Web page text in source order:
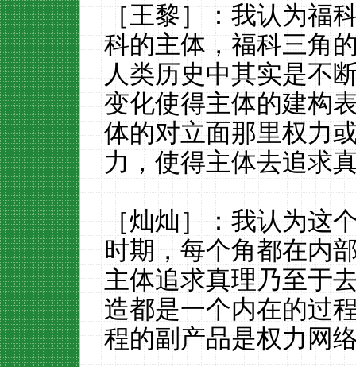
［王黎］：我认为福
科的主体，福科三角
人类历史中其实是不
变化使得主体的建构
体的对立面那里权力
力，使得主体去追求
［灿灿］：我认为这
时期，每个角都在内
主体追求真理乃至于
造都是一个内在的过
程的副产品是权力网